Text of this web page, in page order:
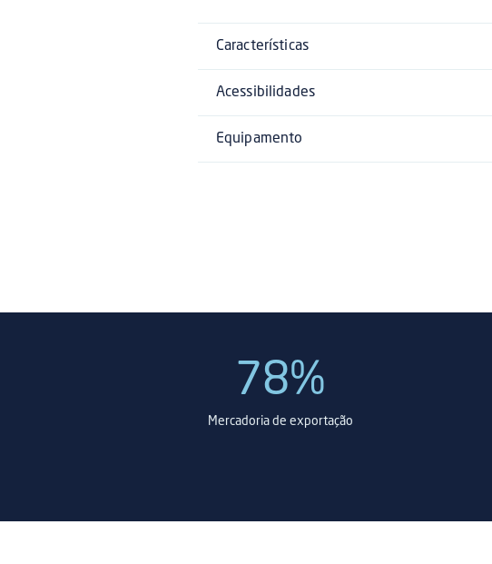
Características
Acessibilidades
Equipamento
78%
Mercadoria de exportação